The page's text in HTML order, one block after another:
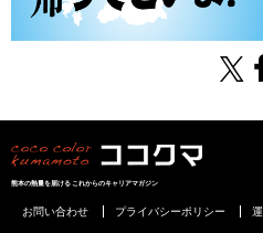
熊本の熱量を届けるこれからのキャリアマガジン
お問い合わせ プライバシーポリシー